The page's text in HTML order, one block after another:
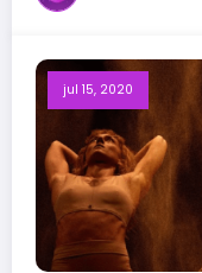
jul 15, 2020